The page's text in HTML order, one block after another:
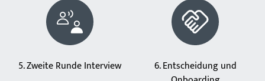
5. Zweite Runde Interview
6. Entscheidung und